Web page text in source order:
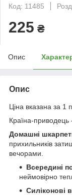
Код: 11485
225 ₴
Опис
Опис
Ціна вказана за 1
Країна-приводець
Домашні
прихильників
вечорами.
Всередині
неймовірно
Силіконові